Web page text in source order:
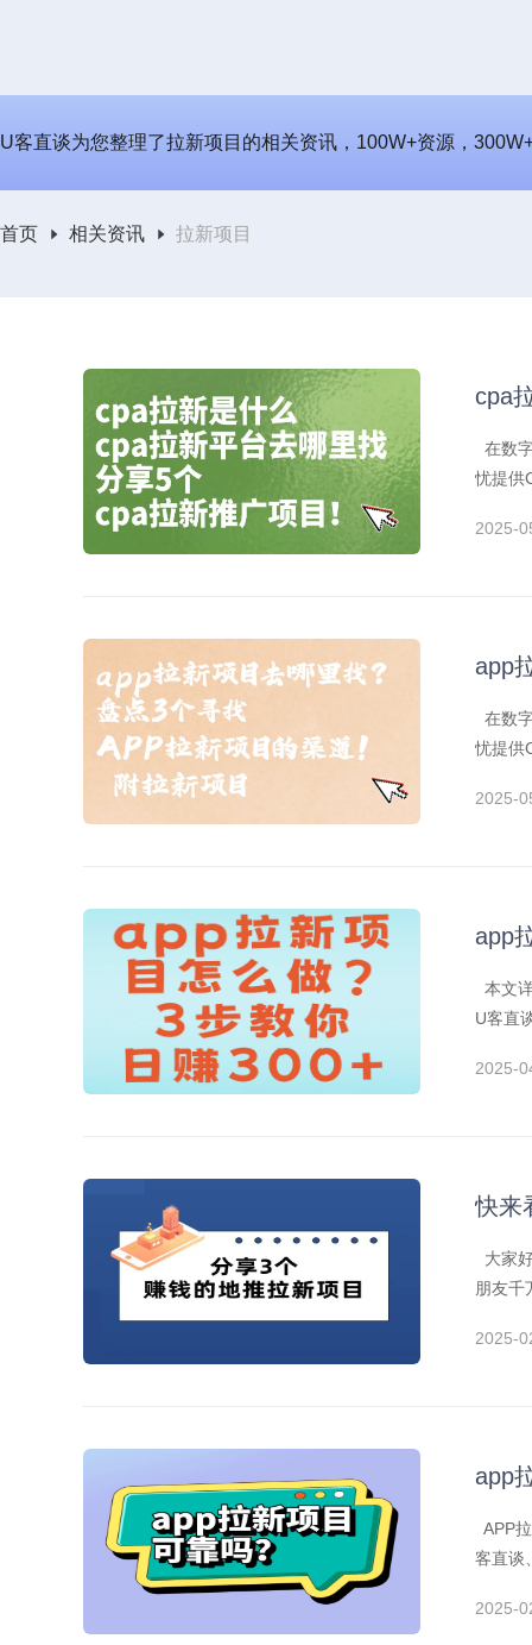
U客直谈为您整理了拉新项目的相关资讯，100W+资源，
首页 相关资讯 拉新项目
cpa
在数
忧提供
2025-
app
在数
忧提供
2025-
app
本文
U客直
2025-
快来
大家
朋友千
2025-
app
APP
客直谈
2025-